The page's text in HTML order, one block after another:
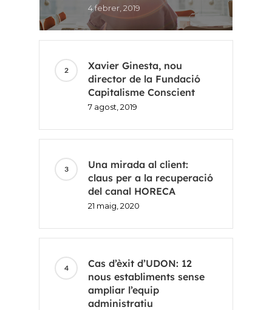
4 febrer, 2019
Xavier Ginesta, nou
director de la Fundació
Capitalisme Conscient
7 agost, 2019
Una mirada al client:
claus per a la recuperació
del canal HORECA
21 maig, 2020
Cas d’èxit d’UDON: 12
nous establiments sense
ampliar l’equip
administratiu
Inici
Voxel
CA
FR